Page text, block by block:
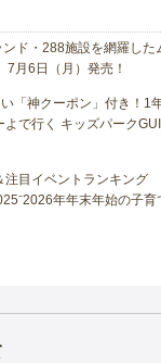
ド・288施設を網羅した
7月6日（月）発売！
「神クーポン」付き！1
で行く キッズパーク
注目イベントランキング
年年末年始の子